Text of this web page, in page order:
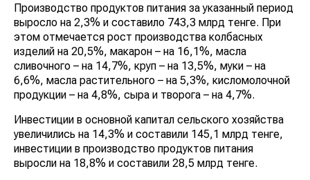
Производство продуктов питания за указанный период
выросло на 2,3% и составило 743,3 млрд тенге. При
этом отмечается рост производства колбасных
изделий на 20,5%, макарон – на 16,1%, масла
сливочного – на 14,7%, круп – на 13,5%, муки – на
6,6%, масла растительного – на 5,3%, кисломолочной
продукции – на 4,8%, сыра и творога – на 4,7%.
Инвестиции в основной капитал сельского хозяйства
увеличились на 14,3% и составили 145,1 млрд тенге,
инвестиции в производство продуктов питания
выросли на 18,8% и составили 28,5 млрд тенге.